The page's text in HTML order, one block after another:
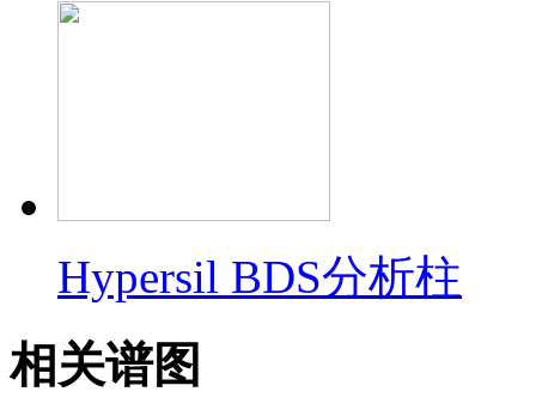
Hypersil BDS分析柱
相关谱图